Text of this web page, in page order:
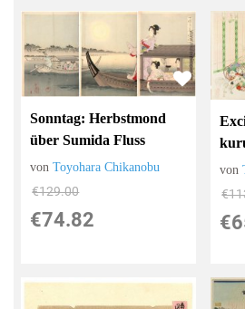
Sonntag: Herbstmond
über Sumida Fluss
vonToyohara Chikanobu
€129.00
€74.82
von